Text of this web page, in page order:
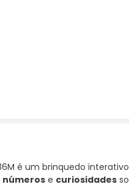
é um brinquedo
números e curiosidades